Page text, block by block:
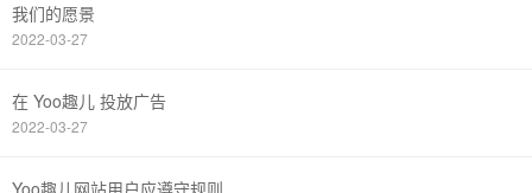
我们的愿景
2022-03-27
在 Yoo趣儿 投放广告
2022-03-27
Yoo趣儿网站用户应遵守规则